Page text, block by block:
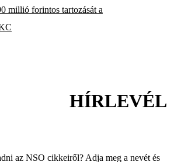
millió forintos tartozását a
HÍRLEVÉL
az NSO cikkeiről? Adja meg a nevét és